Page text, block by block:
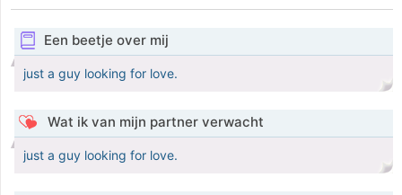
Een beetje over mij
just a guy looking for love.
Wat ik van mijn partner verwacht
just a guy looking for love.